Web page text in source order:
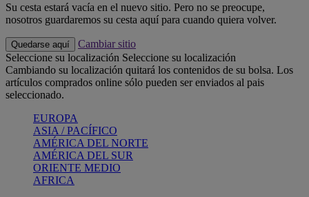
Su cesta estará vacía en el nuevo sitio. Pero no se preocupe,
nosotros guardaremos su cesta aquí para cuando quiera volver.
Quedarse aquí
Cambiar sitio
Seleccione su localización Seleccione su localización
Cambiando su localización quitará los contenidos de su bolsa. Los
artículos comprados online sólo pueden ser enviados al pais
seleccionado.
EUROPA
ASIA / PACÍFICO
AMÉRICA DEL NORTE
AMÉRICA DEL SUR
ORIENTE MEDIO
AFRICA